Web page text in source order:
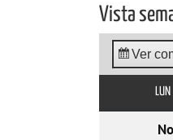
Vista
Ver
LUN